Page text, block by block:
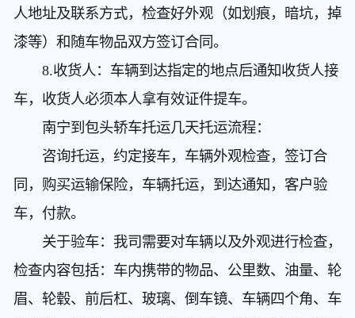
人地址及联系方式，检查好外观（如划痕，暗坑，掉
漆等）和随车物品双方签订合同。
8.收货人：车辆到达指定的地点后通知收货人接
车，收货人必须本人拿有效证件提车。
南宁到包头轿车托运几天托运流程：
咨询托运，约定接车，车辆外观检查，签订合
同，购买运输保险，车辆托运，到达通知，客户验
车，付款。
关于验车：我司需要对车辆以及外观进行检查，
检查内容包括：车内携带的物品、公里数、油量、轮
眉、轮毂、前后杠、玻璃、倒车镜、车辆四个角、车